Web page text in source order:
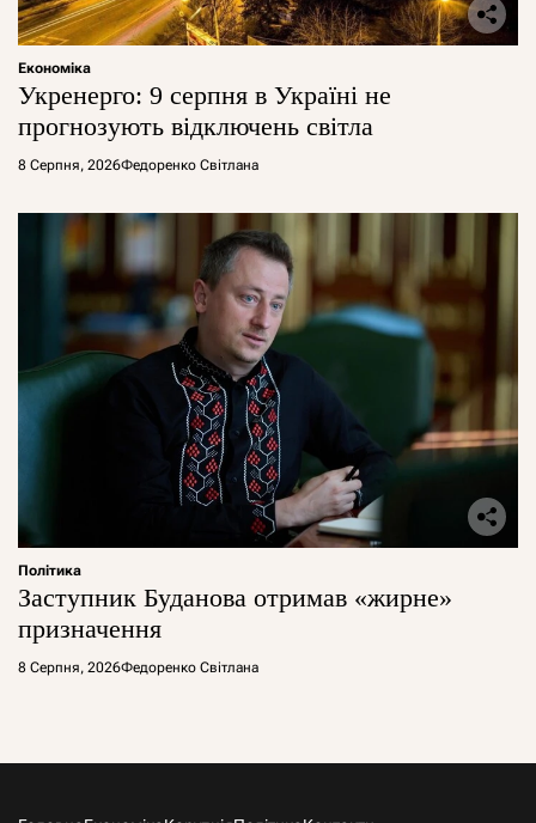
Економіка
Укренерго: 9 серпня в Україні не
прогнозують відключень світла
8 Серпня, 2026Федоренко Світлана
Політика
Заступник Буданова отримав «жирне»
призначення
8 Серпня, 2026Федоренко Світлана